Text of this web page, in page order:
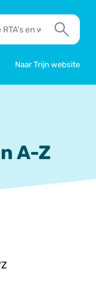
Zoek
Naar Trijn website
A-Z
Z